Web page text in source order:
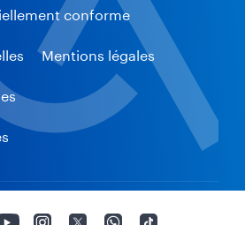
conforme
Mentions légales
Y I T W T